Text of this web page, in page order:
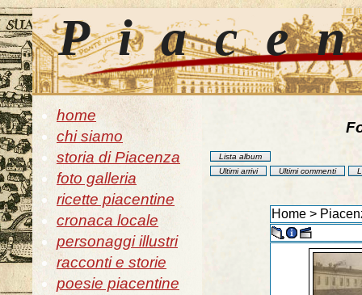
home
chi siamo
storia di Piacenza
foto galleria
ricette piacentine
cronaca locale
personaggi illustri
racconti e storie
poesie piacentine
Lista album
Ultimi arrivi
Ultimi commenti
Home >